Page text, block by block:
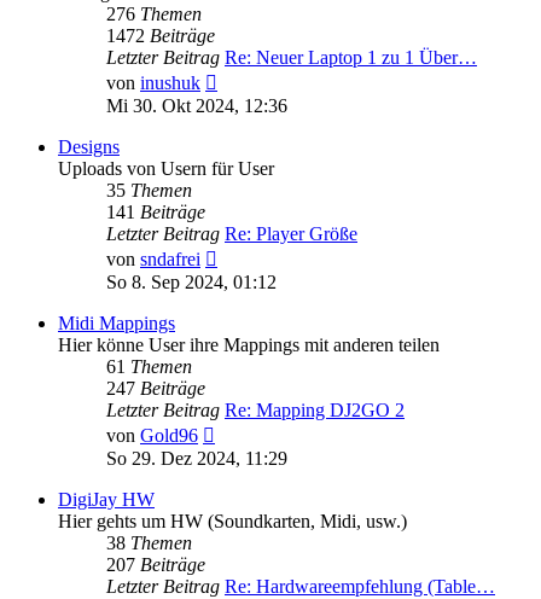
276 Themen
1472 Beiträge
Letzter Beitrag Re: Neuer Laptop 1 zu 1 Über…
von inushuk
Beitrag
Mi 30. Okt 2024, 12:36
Designs
Uploads von Usern für User
35 Themen
141 Beiträge
Letzter Beitrag Re: Player Größe
von sndafrei
Beitrag
So 8. Sep 2024, 01:12
Midi Mappings
Hier könne User ihre Mappings mit anderen teilen
61 Themen
247 Beiträge
Letzter Beitrag Re: Mapping DJ2GO 2
von Gold96
Beitrag
So 29. Dez 2024, 11:29
DigiJay HW
Hier gehts um HW (Soundkarten, Midi, usw.)
38 Themen
207 Beiträge
Letzter Beitrag Re: Hardwareempfehlung (Table…